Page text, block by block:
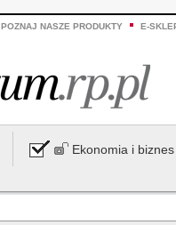
POZNAJ NASZE PRODUKTY E-
Ekonomia i biznes